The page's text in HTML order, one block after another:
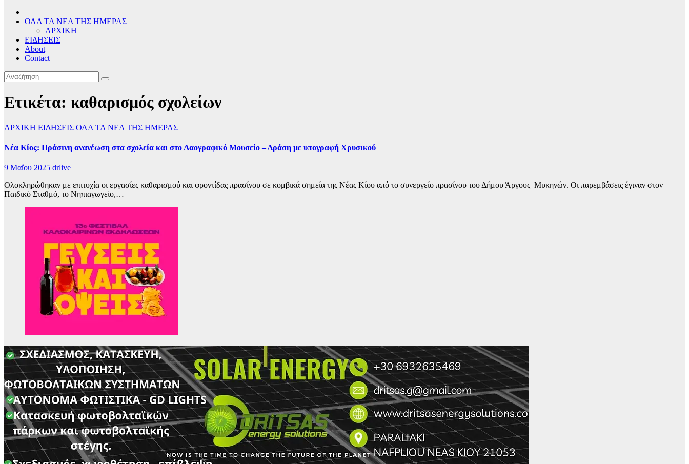
ΟΛΑ ΤΑ ΝΕΑ ΤΗΣ ΗΜΕΡΑΣ
ΑΡΧΙΚΗ
ΕΙΔΗΣΕΙΣ
About
Contact
Ετικέτα: καθαρισμός σχολείων
ΑΡΧΙΚΗ ΕΙΔΗΣΕΙΣ ΟΛΑ ΤΑ ΝΕΑ ΤΗΣ ΗΜΕΡΑΣ
Νέα Κίος: Πράσινη ανανέωση στα σχολεία και στο Λαογραφικό Μουσείο – Δράση με υπογραφή Χρυσικού
9 Μαΐου 2025 drlive
Ολοκληρώθηκαν με επιτυχία οι εργασίες καθαρισμού και φροντίδας πρασίνου σε κομβικά σημεία της Νέας Κίου από το συνεργείο πρασίνου του Δήμου Άργους–Μυκηνών. Οι παρεμβάσεις έγιναν στον
Παιδικό Σταθμό, το Νηπιαγωγείο,…